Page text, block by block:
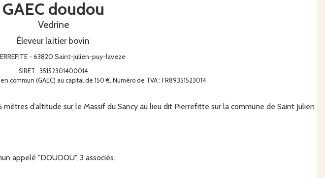
GAEC doudou
Vedrine
Éleveur laitier bovin
- 63820 Saint-julien-puy-laveze
SIRET : 35152301400014
commun (GAEC) au capital de 150 €. Numéro de TVA : FR89351523014
d’altitude sur le Massif du Sancy au lieu dit Pierrefitte sur la commune de Saint Julien
appelé "DOUDOU", 3 associés.